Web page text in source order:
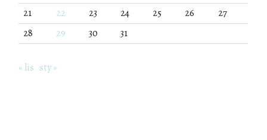
21
22 23 24 25 26
27
28
29 30 31
« lis sty »